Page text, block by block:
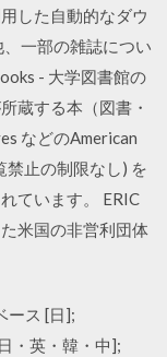
した自動的なダウ
一部の雑誌につい
- 大学図書館の
蔵する本（図書・
などのAmerican
禁止の制限なし) を
ています。 ERIC
米国の非営利団体
ース [日];
・英・韓・中];